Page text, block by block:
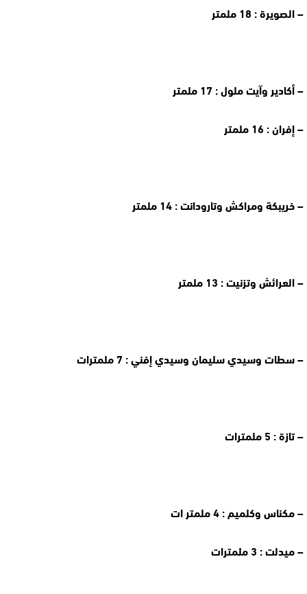
– الصويرة : 18 ملمتر
– أكادير وآيت ملول : 17 ملمتر
– إفران : 16 ملمتر
– خريبكة ومراكش وتارودانت : 14 ملمتر
– العرائش وتزنيت : 13 ملمتر
– سطات وسيدي سليمان وسيدي إفني : 7 ملمترات
– تازة : 5 ملمترات
– مكناس وكلميم : 4 ملمتر ات
– ميدلت : 3 ملمترات